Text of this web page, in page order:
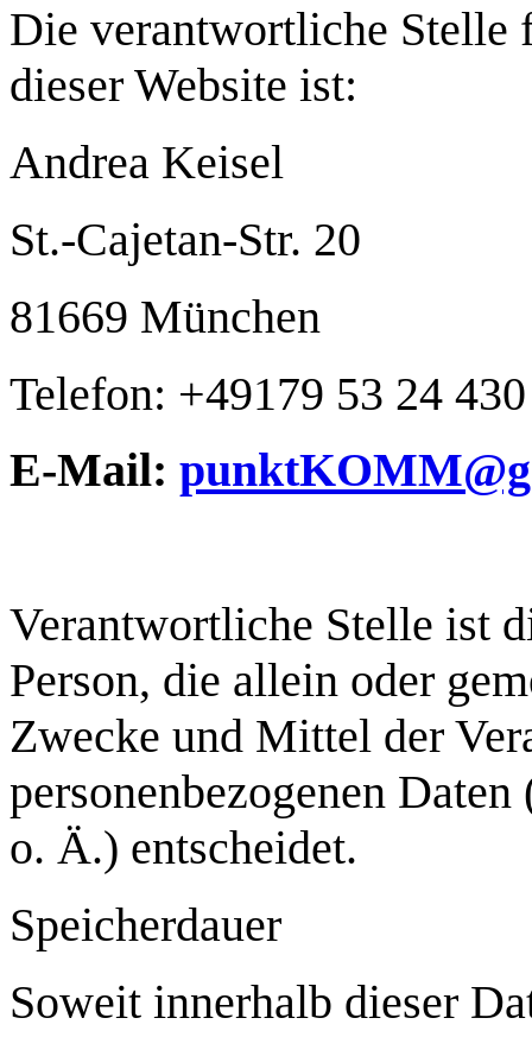
Die verantwortliche Stelle
dieser Website ist:
Andrea Keisel
St.-Cajetan-Str. 20
81669 München
​Telefon: +49179 53 24 430
E-Mail:
Verantwortliche Stelle ist
Person, die allein oder
Zwecke und Mittel der
personenbezogenen
o. Ä.) entscheidet.
Speicherdauer
Soweit innerhalb dieser